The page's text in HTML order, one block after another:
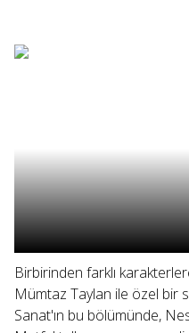
Birbirinden farklı
Mümtaz Taylan ile özel bir
Sanat'ın bu bölümünde,